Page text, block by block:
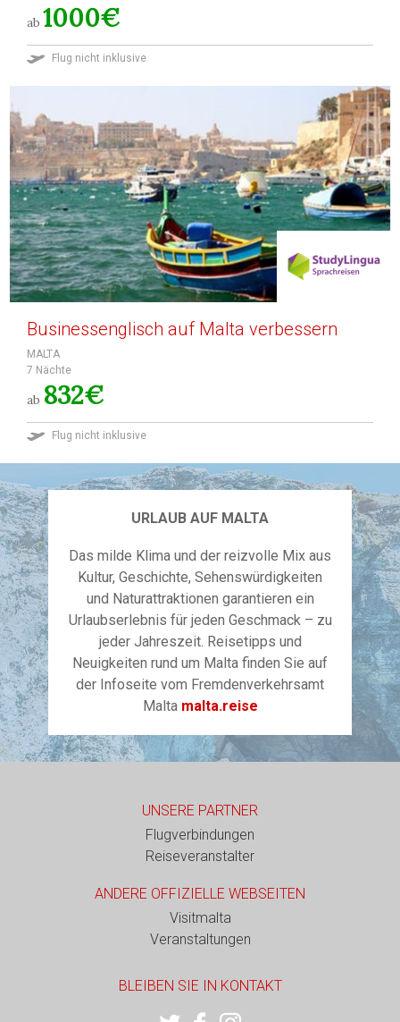
ab 1000€
Flug nicht inklusive
Businessenglisch auf Malta verbessern
MALTA
7 Nächte
ab 832€
Flug nicht inklusive
URLAUB AUF MALTA
Das milde Klima und der reizvolle Mix aus
Kultur, Geschichte, Sehenswürdigkeiten
und Naturattraktionen garantieren ein
Urlaubserlebnis für jeden Geschmack – zu
jeder Jahreszeit. Reisetipps und
Neuigkeiten rund um Malta finden Sie auf
der Infoseite vom Fremdenverkehrsamt
Malta malta.reise
UNSERE PARTNER
Flugverbindungen
Reiseveranstalter
ANDERE OFFIZIELLE WEBSEITEN
Visitmalta
Veranstaltungen
BLEIBEN SIE IN KONTAKT